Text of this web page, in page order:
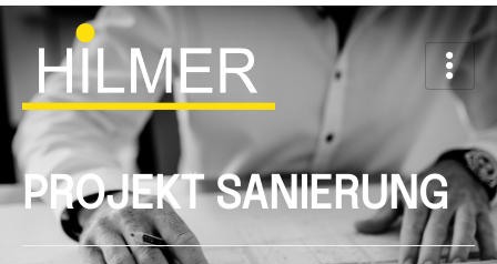
PROJEKT SANIERUNG